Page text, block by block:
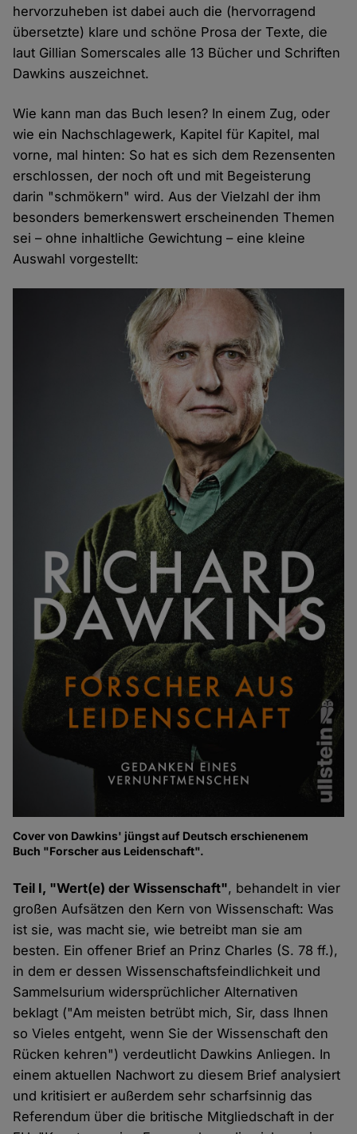
hervorzuheben ist dabei auch die (hervorragend
übersetzte) klare und schöne Prosa der Texte, die
laut Gillian Somerscales alle 13 Bücher und Schriften
Dawkins auszeichnet.
Wie kann man das Buch lesen? In einem Zug, oder
wie ein Nachschlagewerk, Kapitel für Kapitel, mal
vorne, mal hinten: So hat es sich dem Rezensenten
erschlossen, der noch oft und mit Begeisterung
darin "schmökern" wird. Aus der Vielzahl der ihm
besonders bemerkenswert erscheinenden Themen
sei – ohne inhaltliche Gewichtung – eine kleine
Auswahl vorgestellt:
Cover von Dawkins' jüngst auf Deutsch erschienenem
Buch "Forscher aus Leidenschaft".
Teil I, "Wert(e) der Wissenschaft", behandelt in vier
großen Aufsätzen den Kern von Wissenschaft: Was
ist sie, was macht sie, wie betreibt man sie am
besten. Ein offener Brief an Prinz Charles (S. 78 ff.),
in dem er dessen Wissenschaftsfeindlichkeit und
Sammelsurium widersprüchlicher Alternativen
beklagt ("Am meisten betrübt mich, Sir, dass Ihnen
so Vieles entgeht, wenn Sie der Wissenschaft den
Rücken kehren") verdeutlicht Dawkins Anliegen. In
einem aktuellen Nachwort zu diesem Brief analysiert
und kritisiert er außerdem sehr scharfsinnig das
Referendum über die britische Mitgliedschaft in der